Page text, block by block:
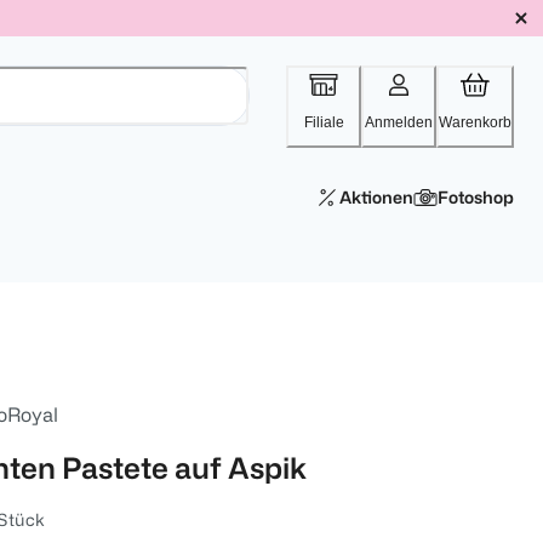
Filiale Anmelden Warenkorb
Aktionen Fotoshop
Pastete auf Aspik